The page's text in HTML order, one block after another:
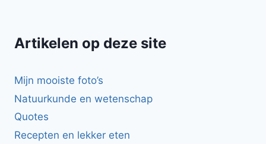
Artikelen op deze site
Mijn mooiste foto’s
Natuurkunde en wetenschap
Quotes
Recepten en lekker eten